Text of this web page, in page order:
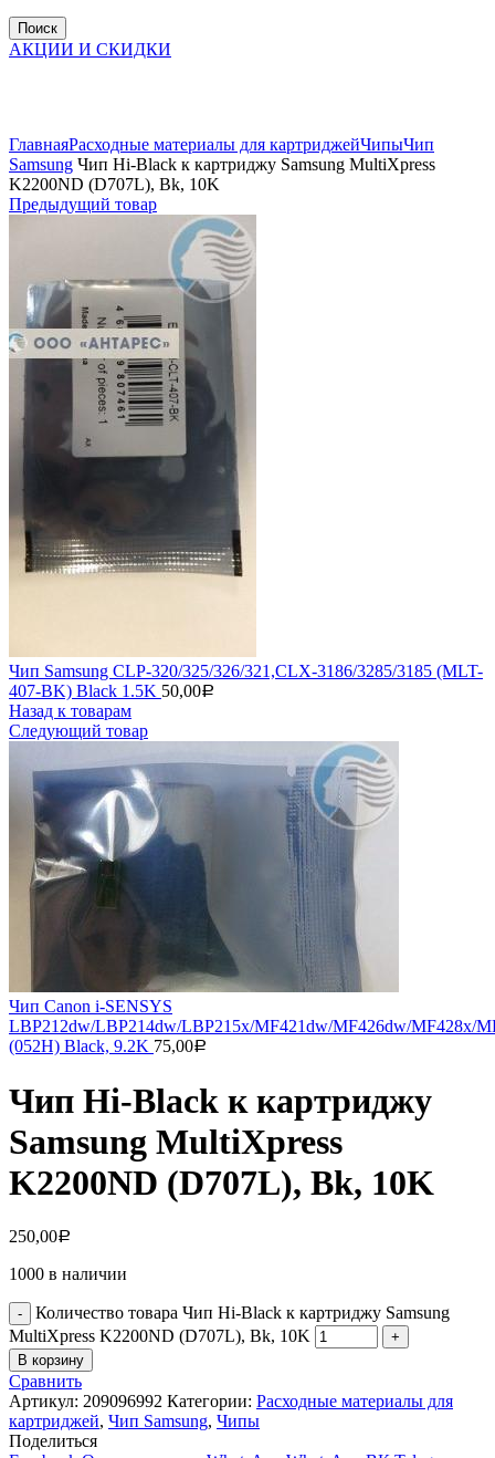
Поиск
АКЦИИ И СКИДКИ
ГлавнаяРасходные материалы для картриджейЧипыЧип
Samsung Чип Hi-Black к картриджу Samsung MultiXpress
K2200ND (D707L), Bk, 10K
Предыдущий товар
Чип Samsung CLP-320/325/326/321,CLX-3186/3285/3185 (MLT-
407-BK) Black 1.5K 50,00Р
Назад к товарам
Следующий товар
Чип Canon i-SENSYS
LBP212dw/LBP214dw/LBP215x/MF421dw/MF426dw/MF428x/
(052H) Black, 9.2K 75,00Р
Чип Hi-Black к картриджу
Samsung MultiXpress
K2200ND (D707L), Bk, 10K
250,00Р
1000 в наличии
Количество товара Чип Hi-Black к картриджу Samsung
MultiXpress K2200ND (D707L), Bk, 10K
В корзину
Сравнить
Артикул: 209096992 Категории: Расходные материалы для
картриджей, Чип Samsung, Чипы
Поделиться